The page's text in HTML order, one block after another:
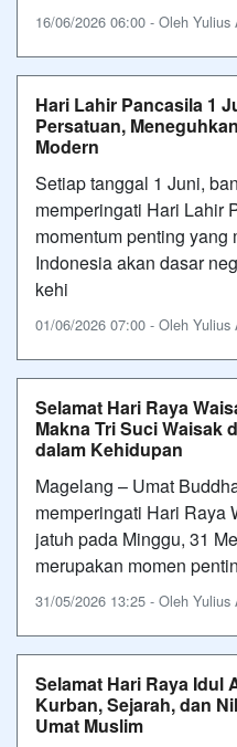
16/06/2026 06:00 - Oleh
Hari Lahir Pancasila 1
Persatuan,
Modern
Setiap tanggal 1 Juni,
memperingati Hari Lahir
momentum penting
Indonesia akan dasar
kehi
01/06/2026 07:00 - Oleh
Selamat Hari Raya
Makna Tri Suci Waisak
dalam Kehidupan
Magelang – Umat
memperingati Hari Raya
jatuh pada Minggu, 31
merupakan momen
31/05/2026 13:25 - Oleh
Selamat Hari Raya Idul
Kurban, Sejarah, dan
Umat Muslim